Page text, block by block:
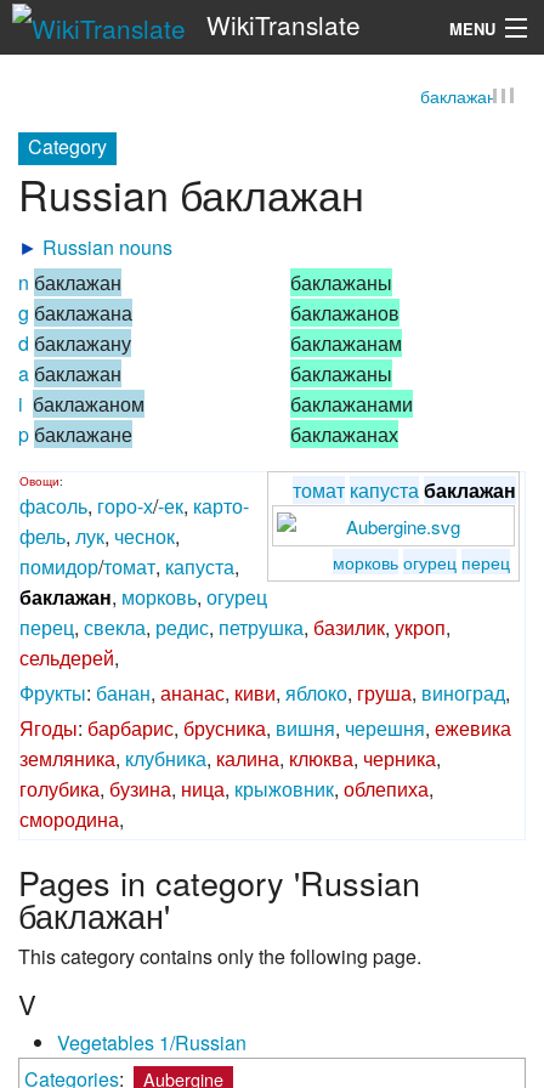
WikiTranslate MENU
баклажан
Category
Russian баклажан
► Russian nouns
n баклажан
g баклажана
d баклажану
a баклажан
i баклажаном
p баклажане
баклажаны
баклажанов
баклажанам
баклажаны
баклажанами
баклажанах
томат капустабаклажан
морковьогурец перец
Овощи:
фасоль, горо-х/-ек, карто-
фель, лук, чеснок,
помидор/томат, капуста,
баклажан, морковь, огурец
перец, свекла, редис, петрушка, базилик, укроп,
сельдерей,
Фрукты: банан, ананас, киви, яблоко, груша, виноград,
Ягоды: барбарис, брусника, вишня, черешня, ежевика
земляника, клубника, калина, клюква, черника,
голубика, бузина, ница, крыжовник, облепиха,
смородина,
Pages in category 'Russian
баклажан'
This category contains only the following page.
V
Vegetables 1/Russian
Categories: Aubergine